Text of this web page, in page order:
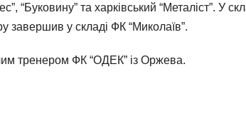
“Буковину” та харківський “Металіст”. У
завершив у складі ФК “Миколаїв”.
тренером ФК “ОДЕК” із Оржева.